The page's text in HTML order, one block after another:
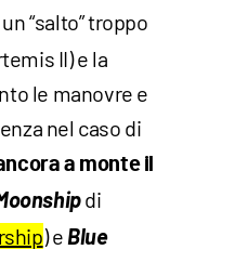
“salto” troppo
II) e la
le manovre e
nel caso di
a monte il
di
) e Blue